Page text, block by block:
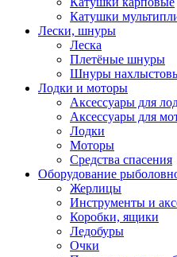
Катушки
Лески, шнуры
Леска
Плетёные шнуры
Шнуры
Лодки и моторы
Аксессуары для
Аксессуары для
Лодки
Моторы
Средства спасения
Оборудование
Жерлицы
Инструменты и
Коробки, ящики
Ледобуры
Очки